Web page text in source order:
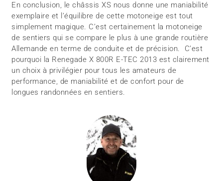
En conclusion, le châssis XS nous donne une maniabilité
exemplaire et l’équilibre de cette motoneige est tout
simplement magique. C’est certainement la motoneige
de sentiers qui se compare le plus à une grande routière
Allemande en terme de conduite et de précision. C’est
pourquoi la Renegade X 800R E-TEC 2013 est clairement
un choix à privilégier pour tous les amateurs de
performance, de maniabilité et de confort pour de
longues randonnées en sentiers.